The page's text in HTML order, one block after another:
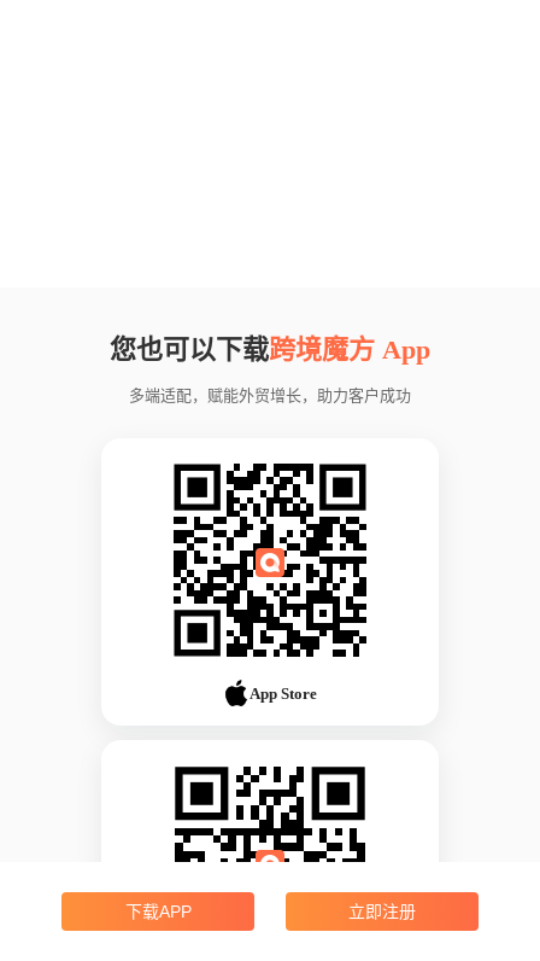
您也可以下载跨境魔方 App
多端适配，赋能外贸增长，助力客户成功
App Store
下载APP 立即注册